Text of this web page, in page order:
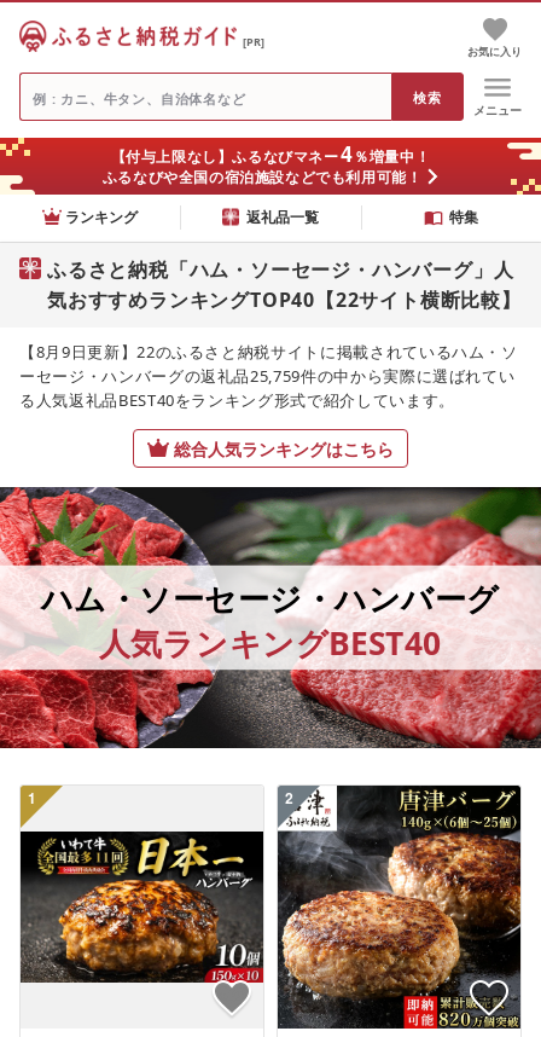
[PR]
お気に入り
メニュー
【付与上限なし】ふるなびマネー4％増量中！
ふるなびや全国の宿泊施設などでも利用可能！
ランキング
返礼品一覧 特集
ふるさと納税「ハム・ソーセージ・ハンバーグ」人
気おすすめランキングTOP40【22サイト横断比較】
【8月9日更新】22のふるさと納税サイトに掲載されているハム・ソ
ーセージ・ハンバーグの返礼品25,759件の中から実際に選ばれてい
る人気返礼品BEST40をランキング形式で紹介しています。
総合人気ランキングはこちら
ハム・ソーセージ・ハンバーグ
人気ランキングBEST40
1 2